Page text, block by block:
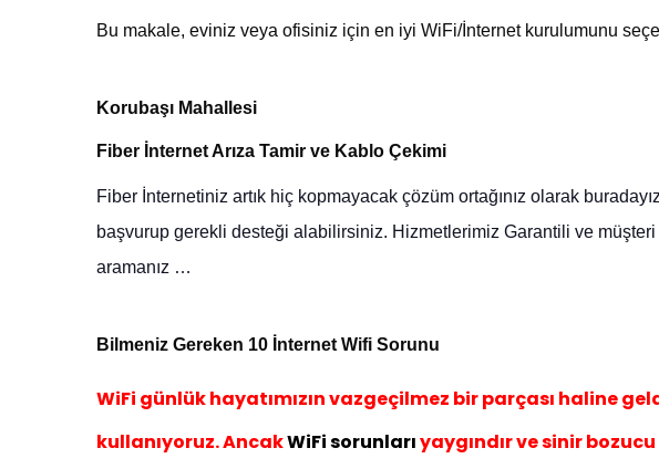
Bu makale, eviniz veya ofisiniz için en iyi WiFi/İnternet kurulumunu
Korubaşı Mahallesi
Fiber İnternet Arıza Tamir ve Kablo Çekimi
Fiber İnternetiniz artık hiç kopmayacak çözüm ortağınız olarak
başvurup gerekli desteği alabilirsiniz. Hizmetlerimiz Garantili ve müşteri
aramanız …
Bilmeniz Gereken 10 İnternet Wifi Sorunu
WiFi günlük hayatımızın vazgeçilmez bir parçası haline
kullanıyoruz. AncakWiFi sorunlarıyaygındır ve sinir